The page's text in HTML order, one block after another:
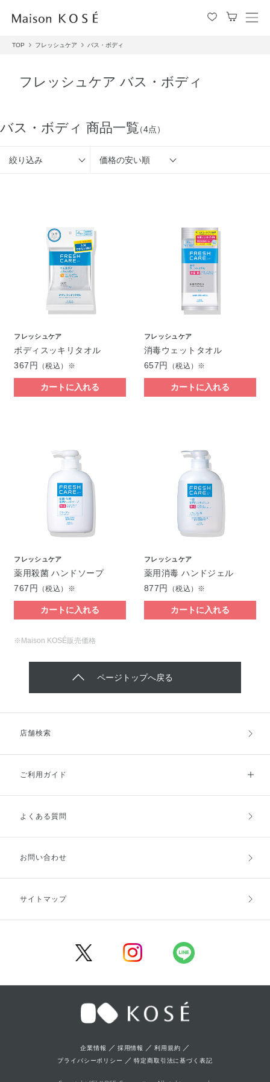
メ
TOP フレッシュケア バス・ボディ
フレッシュケア バス・ボディ
バス・ボディ 商品一覧（4点）
絞り込み 価格の安い順
フレッシュケア
ボディスッキリタオル
367円
（税込）※
カートに入れる
フレッシュケア
消毒ウェットタオル
657円
（税込）※
カートに入れる
フレッシュケア
薬用殺菌 ハンドソープ
767円 （税込）※
カートに入れる
フレッシュケア
薬用消毒 ハンドジェル
877円
（税込）※
カートに入れる
※Maison KOSÉ販売価格
ページトップへ戻る
店舗検索
ご利用ガイド
ご利用ガイドトップ
お支払方法
キャンセル・返品・交換
よくある質問
お問い合わせ
サイトマップ
企業情報 ／ 採用情報 ／利用規約 ／
プライバシーポリシー ／特定商取引法に基づく表記